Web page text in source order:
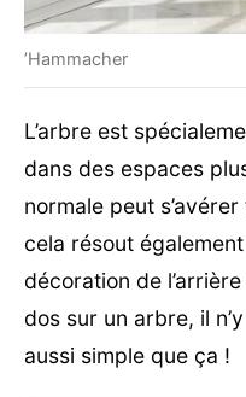
’Hammacher
L’arbre est
dans des espaces
normale peut
cela résout
décoration de l’arrière
dos sur un arbre, il
aussi simple que ça !